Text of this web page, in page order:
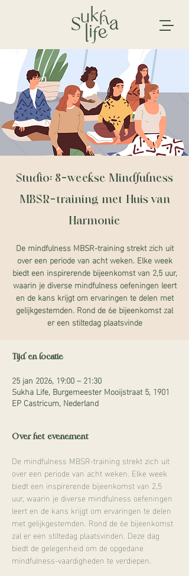
Studio: 8-weekse Mindfulness
MBSR-training met Huis van
Harmonie
De mindfulness MBSR-training strekt zich uit
over een periode van acht weken. Elke week
biedt een inspirerende bijeenkomst van 2,5 uur,
waarin je diverse mindfulness oefeningen leert
en de kans krijgt om ervaringen te delen met
gelijkgestemden. Rond de 6e bijeenkomst zal
er een stiltedag plaatsvinde
Tijd en locatie
25 jan 2026, 19:00 – 21:30
Sukha Life, Burgemeester Mooijstraat 5, 1901
EP Castricum, Nederland
Over het evenement
De mindfulness MBSR-training strekt zich uit
over een periode van acht weken. Elke week
biedt een inspirerende bijeenkomst van 2,5
uur, waarin je diverse mindfulness oefeningen
leert en de kans krijgt om ervaringen te delen
met gelijkgestemden. Rond de 6e bijeenkomst
zal er een stiltedag plaatsvinden. Deze dag
biedt de gelegenheid om de opgedane
mindfulness-vaardigheden te verdiepen.